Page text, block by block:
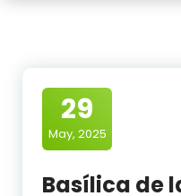
29
May, 2025
Basílica de